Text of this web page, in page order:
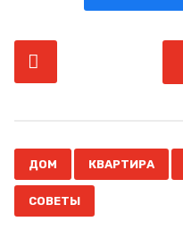
P
g
i
ДОМ КВАРТИРА
СОВЕТЫ